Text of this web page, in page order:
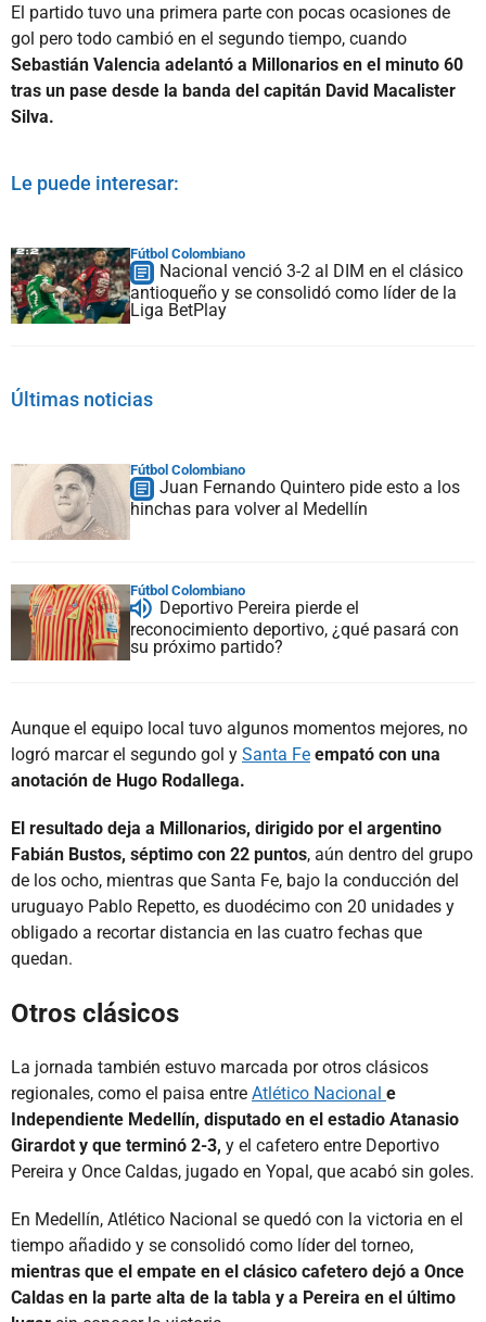
El partido tuvo una primera parte con pocas ocasiones de
gol pero todo cambió en el segundo tiempo, cuando
Sebastián Valencia adelantó a Millonarios en el minuto 60
tras un pase desde la banda del capitán David Macalister
Silva.
Le puede interesar:
Fútbol Colombiano
Nacional venció 3-2 al DIM en el clásico
antioqueño y se consolidó como líder de la
Liga BetPlay
Últimas noticias
Fútbol Colombiano
Juan Fernando Quintero pide esto a los
hinchas para volver al Medellín
Fútbol Colombiano
Deportivo Pereira pierde el
reconocimiento deportivo, ¿qué pasará con
su próximo partido?
Aunque el equipo local tuvo algunos momentos mejores, no
logró marcar el segundo gol y Santa Fe empató con una
anotación de Hugo Rodallega.
El resultado deja a Millonarios, dirigido por el argentino
Fabián Bustos, séptimo con 22 puntos, aún dentro del grupo
de los ocho, mientras que Santa Fe, bajo la conducción del
uruguayo Pablo Repetto, es duodécimo con 20 unidades y
obligado a recortar distancia en las cuatro fechas que
quedan.
Otros clásicos
La jornada también estuvo marcada por otros clásicos
regionales, como el paisa entre Atlético Nacional e
Independiente Medellín, disputado en el estadio Atanasio
Girardot y que terminó 2-3, y el cafetero entre Deportivo
Pereira y Once Caldas, jugado en Yopal, que acabó sin goles.
En Medellín, Atlético Nacional se quedó con la victoria en el
tiempo añadido y se consolidó como líder del torneo,
mientras que el empate en el clásico cafetero dejó a Once
Caldas en la parte alta de la tabla y a Pereira en el último